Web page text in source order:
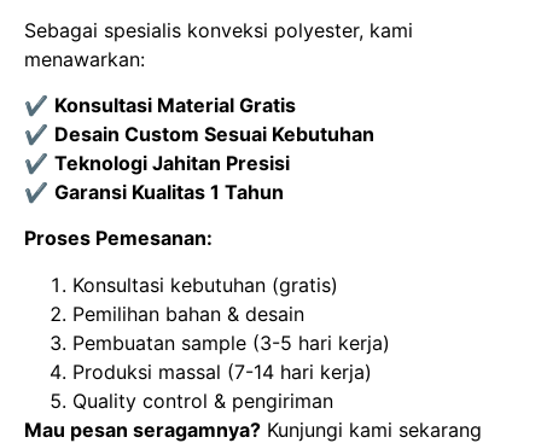
Sebagai spesialis konveksi polyester, kami
menawarkan:
✔ Konsultasi Material Gratis
✔ Desain Custom Sesuai Kebutuhan
✔ Teknologi Jahitan Presisi
✔ Garansi Kualitas 1 Tahun
Proses Pemesanan:
Konsultasi kebutuhan (gratis)
Pemilihan bahan & desain
Pembuatan sample (3-5 hari kerja)
Produksi massal (7-14 hari kerja)
Quality control & pengiriman
Mau pesan seragamnya? Kunjungi kami sekarang